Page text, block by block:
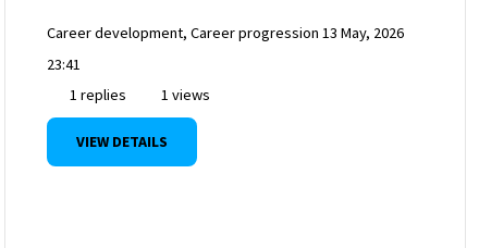
Career development, Career progression 13 May, 2026
23:41
1 replies
1 views
VIEW DETAILS